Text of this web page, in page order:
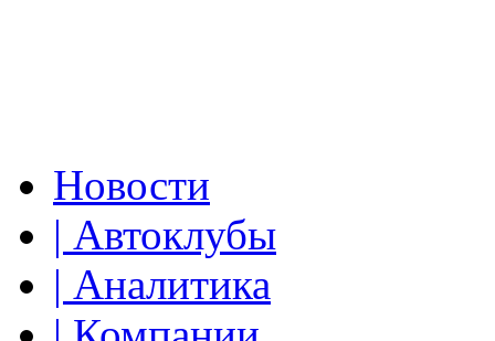
Новости
| Автоклубы
| Аналитика